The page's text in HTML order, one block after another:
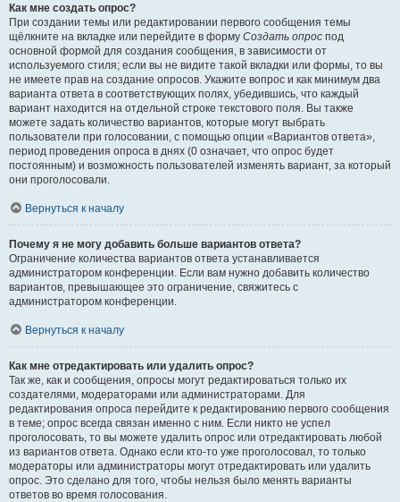
Как мне создать опрос?
При создании темы или редактировании первого сообщения темы
щёлкните на вкладке или перейдите в форму Создать опрос под
основной формой для создания сообщения, в зависимости от
используемого стиля; если вы не видите такой вкладки или формы, то вы
не имеете прав на создание опросов. Укажите вопрос и как минимум два
варианта ответа в соответствующих полях, убедившись, что каждый
вариант находится на отдельной строке текстового поля. Вы также
можете задать количество вариантов, которые могут выбрать
пользователи при голосовании, с помощью опции «Вариантов ответа»,
период проведения опроса в днях (0 означает, что опрос будет
постоянным) и возможность пользователей изменять вариант, за который
они проголосовали.
Вернуться к началу
Почему я не могу добавить больше вариантов ответа?
Ограничение количества вариантов ответа устанавливается
администратором конференции. Если вам нужно добавить количество
вариантов, превышающее это ограничение, свяжитесь с
администратором конференции.
Вернуться к началу
Как мне отредактировать или удалить опрос?
Так же, как и сообщения, опросы могут редактироваться только их
создателями, модераторами или администраторами. Для
редактирования опроса перейдите к редактированию первого сообщения
в теме; опрос всегда связан именно с ним. Если никто не успел
проголосовать, то вы можете удалить опрос или отредактировать любой
из вариантов ответа. Однако если кто-то уже проголосовал, то только
модераторы или администраторы могут отредактировать или удалить
опрос. Это сделано для того, чтобы нельзя было менять варианты
ответов во время голосования.